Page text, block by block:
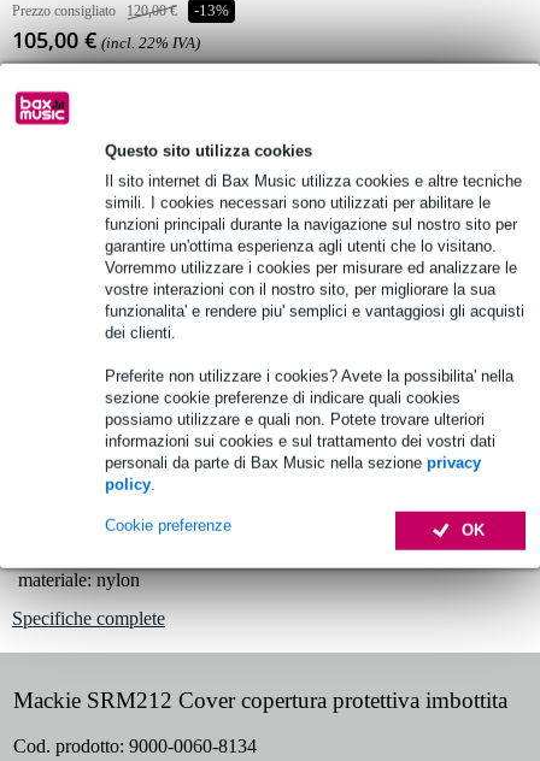
Questo sito utilizza cookies
Il sito internet di Bax Music utilizza cookies e altre tecniche
simili. I cookies necessari sono utilizzati per abilitare le
funzioni principali durante la navigazione sul nostro sito per
garantire un'ottima esperienza agli utenti che lo visitano.
Vorremmo utilizzare i cookies per misurare ed analizzare le
vostre interazioni con il nostro sito, per migliorare la sua
funzionalita' e rendere piu' semplici e vantaggiosi gli acquisti
dei clienti.
Preferite non utilizzare i cookies? Avete la possibilita' nella
sezione cookie preferenze di indicare quali cookies
possiamo utilizzare e quali non. Potete trovare ulteriori
informazioni sui cookies e sul trattamento dei vostri dati
personali da parte di Bax Music nella sezione privacy
policy.
OK
Cookie preferenze
Prezzo consigliato 120,00 € -13%
105,00 € (incl. 22% IVA)
Disponibilità online
Qualsiasi pezzo in stock nel nostro magazzino
(e ancora 2 in stock presso il fornitore)
Aggiungi al carrello
Ordina adesso = ricevi mercoledì
1.250 marchi leader
Informazioni sul prodotto
Coperchio Mackie SRM212
materiale: nylon
Specifiche complete
Mackie SRM212 Cover copertura protettiva imbottita
Cod. prodotto: 9000-0060-8134